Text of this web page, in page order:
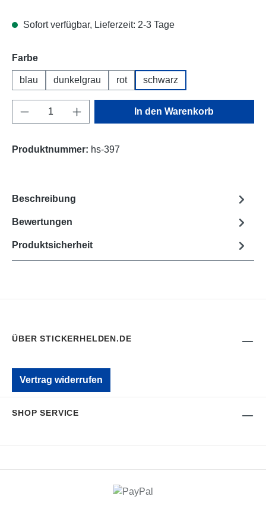
Sofort verfügbar, Lieferzeit: 2-3 Tage
Farbe
blau dunkelgrau rot schwarz
Produkt Anzahl: Gib den gewünschten
In den Warenkorb
Produktnummer: hs-397
Beschreibung
Bewertungen
Produktsicherheit
ÜBER STICKERHELDEN.DE
Vertrag widerrufen
SHOP SERVICE